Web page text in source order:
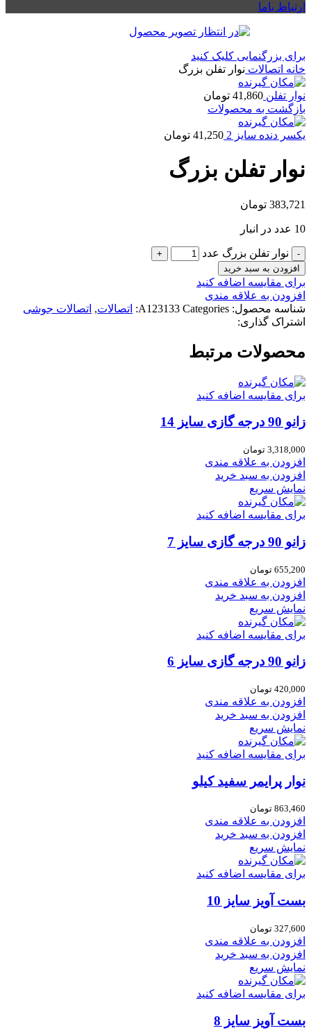
ارتباط باما
برای بزرگنمایی کلیک کنید
خانه اتصالات نوار تفلن بزرگ
نوار تفلن 41,860 تومان
بازگشت به محصولات
یکسر دنده سایز 2 41,250 تومان
نوار تفلن بزرگ
383,721 تومان
10 عدد در انبار
نوار تفلن بزرگ عدد
افزودن به سبد خرید
برای مقایسه اضافه کنید
افزودن به علاقه مندی
شناسه محصول:
A123133 Categories: اتصالات, اتصالات جوشی
اشتراک گذاری:
محصولات مرتبط
برای مقایسه اضافه کنید
زانو 90 درجه گازی سایز 14
3,318,000 تومان
افزودن به علاقه مندی
افزودن به سبد خرید
نمایش سریع
برای مقایسه اضافه کنید
زانو 90 درجه گازی سایز 7
655,200 تومان
افزودن به علاقه مندی
افزودن به سبد خرید
نمایش سریع
برای مقایسه اضافه کنید
زانو 90 درجه گازی سایز 6
420,000 تومان
افزودن به علاقه مندی
افزودن به سبد خرید
نمایش سریع
برای مقایسه اضافه کنید
نوار پرایمر سفید کیلو
863,460 تومان
افزودن به علاقه مندی
افزودن به سبد خرید
نمایش سریع
برای مقایسه اضافه کنید
بست آویز سایز 10
327,600 تومان
افزودن به علاقه مندی
افزودن به سبد خرید
نمایش سریع
برای مقایسه اضافه کنید
بست آویز سایز 8